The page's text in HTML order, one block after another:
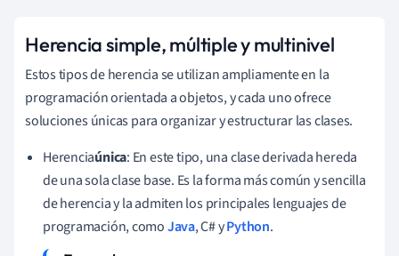
Herencia simple, múltiple y multinivel
Estos tipos de herencia se utilizan ampliamente en la
programación orientada a objetos, y cada uno ofrece
soluciones únicas para organizar y estructurar las clases.
Herenciaúnica: En este tipo, una clase derivada hereda
de una sola clase base. Es la forma más común y sencilla
de herencia y la admiten los principales lenguajes de
programación, comoJava, C# yPython.